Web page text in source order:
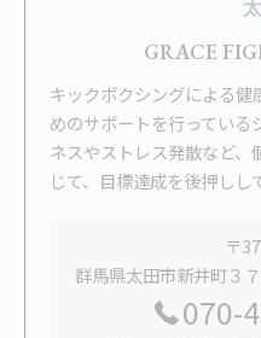
GRACE
キックボクシングによる
めのサポートを行っている
ネスやストレス発散など
じて、目標達成を後押しし
〒
群馬県太田市新井町３
070-